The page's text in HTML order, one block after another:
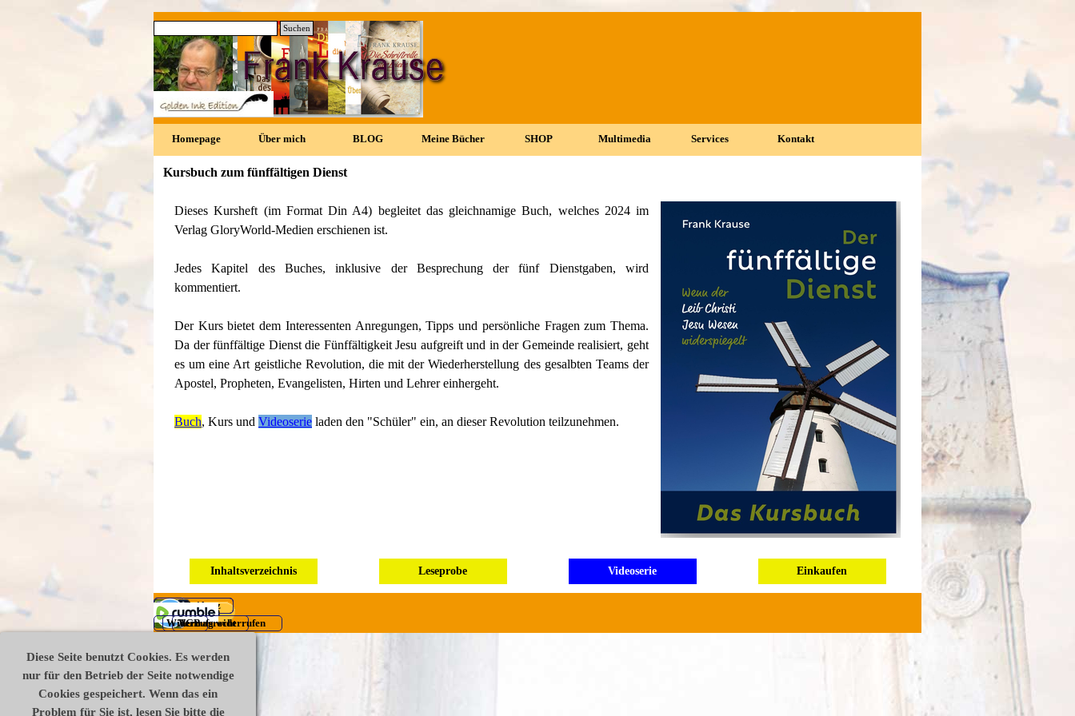
Diese Seite benutzt Cookies. Es werden
nur für den Betrieb der Seite notwendige
Cookies gespeichert. Wenn das ein
Problem für Sie ist, lesen Sie bitte die
Direkt zum Seiteninhalt
Suchen
0
Menü überspringen
Homepage Über mich ▼
BLOG ▼
Meine Bücher ▼
SHOP ▼
Multimedia ▼
Services ▼
Kontakt
Kursbuch zum fünffältigen Dienst
Dieses Kursheft (im Format Din A4) begleitet das gleichnamige Buch, welches 2024 im
Verlag GloryWorld-Medien erschienen ist.
Jedes Kapitel des Buches, inklusive der Besprechung der fünf Dienstgaben, wird
kommentiert.
Der Kurs bietet dem Interessenten Anregungen, Tipps und persönliche Fragen zum Thema.
Da der fünffältige Dienst die Fünffältigkeit Jesu aufgreift und in der Gemeinde realisiert, geht
es um eine Art geistliche Revolution, die mit der Wiederherstellung des gesalbten Teams der
Apostel, Propheten, Evangelisten, Hirten und Lehrer einhergeht.
Buch, Kurs und Videoserie laden den "Schüler" ein, an dieser Revolution teilzunehmen.
Inhaltsverzeichnis Leseprobe Einkaufen
Videoserie
Datenschutz
Disclaimer
Impressum
AGB
Widerrufsrecht
Vertrag widerrufen
Zurück zum Seiteninhalt